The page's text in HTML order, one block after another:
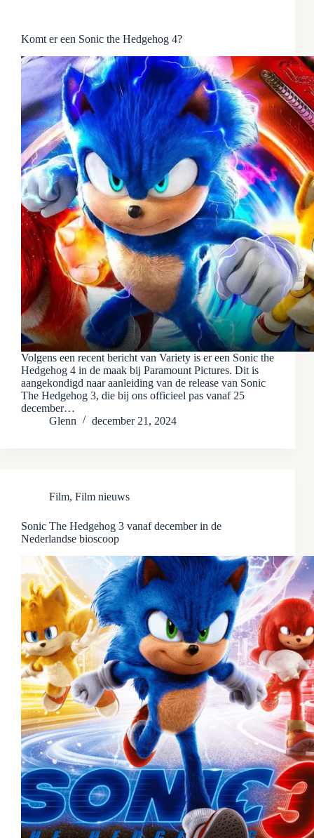
Komt er een Sonic the Hedgehog 4?
Volgens een recent bericht van Variety is er een Sonic the
Hedgehog 4 in de maak bij Paramount Pictures. Dit is
aangekondigd naar aanleiding van de release van Sonic
The Hedgehog 3, die bij ons officieel pas vanaf 25
december…
Glenn
december 21, 2024
Film, Film nieuws
Sonic The Hedgehog 3 vanaf december in de
Nederlandse bioscoop